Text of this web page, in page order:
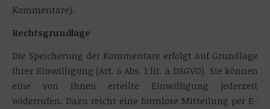
Kommentare).
Rechtsgrundlage
Die Speicherung der Kommentare erfolgt auf Grundlage
Ihrer Einwilligung (Art. 6 Abs. 1 lit. a DSGVO). Sie können
eine von Ihnen erteilte Einwilligung jederzeit
widerrufen. Dazu reicht eine formlose Mitteilung per E-